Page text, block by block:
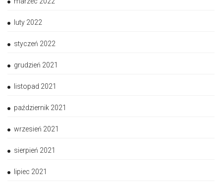
luty 2022
styczeń 2022
grudzień 2021
listopad 2021
październik 2021
wrzesień 2021
sierpień 2021
lipiec 2021